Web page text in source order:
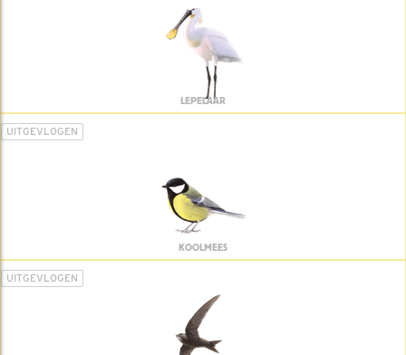
LEPELAAR
UITGEVLOGEN
KOOLMEES
UITGEVLOGEN